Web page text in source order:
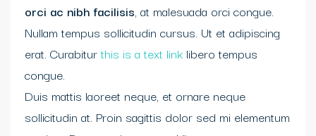
orci ac nibh facilisis, at malesuada orci congue.
Nullam tempus sollicitudin cursus. Ut et adipiscing
erat. Curabiturthis is a text link libero tempus
congue.
Duis mattis laoreet neque, et ornare neque
sollicitudin at. Proin sagittis dolor sed mi elementum